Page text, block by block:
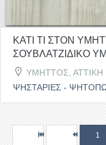
ΚΑΤΙ ΤΙ ΣΤΟΝ
ΣΟΥΒΛΑΤΖΙΔΙΚΟ
ΥΜΗΤΤΟΣ, ΑΤΤΙΚΗ
ΨΗΣΤΑΡΙΕΣ -
1